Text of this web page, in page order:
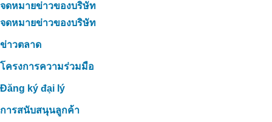
จดหมายข่าวของบริษัท
จดหมายข่าวของบริษัท
ข่าวตลาด
โครงการความร่วมมือ
Đăng ký đại lý
การสนับสนุนลูกค้า